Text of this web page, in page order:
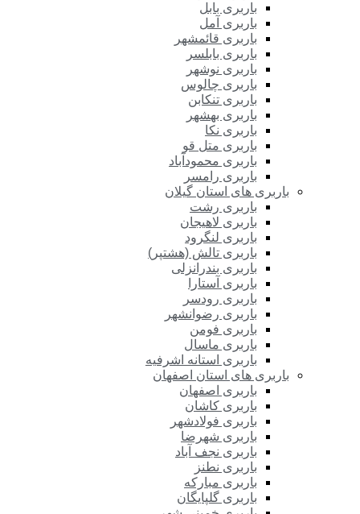
باربری بابل
باربری آمل
باربری قائمشهر
باربری بابلسر
باربری نوشهر
باربری چالوس
باربری تنکابن
باربری بهشهر
باربری نکا
باربری متل قو
باربری محمودآباد
باربری رامسر
باربری های استان گیلان
باربری رشت
باربری لاهیجان
باربری لنگرود
باربری تالش (هشتپر)
باربری بندرانزلی
باربری آستارا
باربری رودسر
باربری رضوانشهر
باربری فومن
باربری ماسال
باربری استانه اشرفیه
باربری های استان اصفهان
باربری اصفهان
باربری کاشان
باربری فولادشهر
باربری شهرضا
باربری نجف آباد
باربری نطنز
باربری مبارکه
باربری گلپایگان